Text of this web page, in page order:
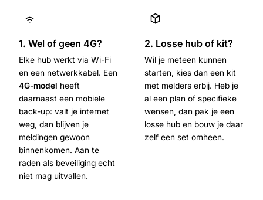
1. Wel of geen 4G?
Elke hub werkt via Wi-Fi
en een netwerkkabel. Een
4G-model heeft
daarnaast een mobiele
back-up: valt je internet
weg, dan blijven je
meldingen gewoon
binnenkomen. Aan te
raden als beveiliging echt
niet mag uitvallen.
2. Losse hub of kit?
Wil je meteen kunnen
starten, kies dan een kit
met melders erbij. Heb je
al een plan of specifieke
wensen, dan pak je een
losse hub en bouw je daar
zelf een set omheen.